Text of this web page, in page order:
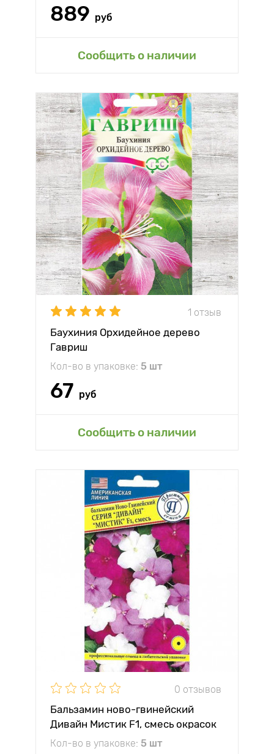
889 руб
Сообщить о наличии
1 отзыв
Баухиния Орхидейное дерево
Гавриш
Кол-во в упаковке: 5 шт
67 руб
Сообщить о наличии
0 отзывов
Бальзамин ново-гвинейский
Дивайн Мистик F1, смесь окрасок
Престиж
Кол-во в упаковке: 5 шт